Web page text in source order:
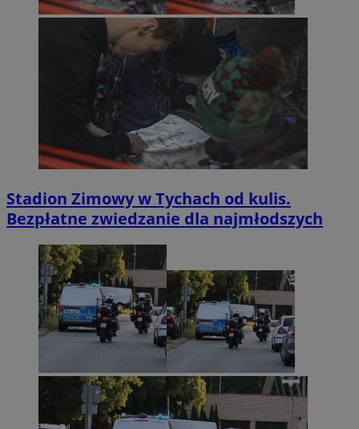
Stadion Zimowy w Tychach od kulis.
Bezpłatne zwiedzanie dla najmłodszych